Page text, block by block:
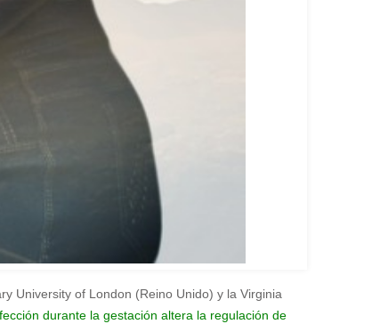
University of London (Reino Unido) y la Virginia
durante la gestación altera la regulación de